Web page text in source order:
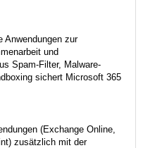
Anwendungen zur
und
Spam-Filter, Malware-
sichert Microsoft 365
(Exchange Online,
zusätzlich mit der